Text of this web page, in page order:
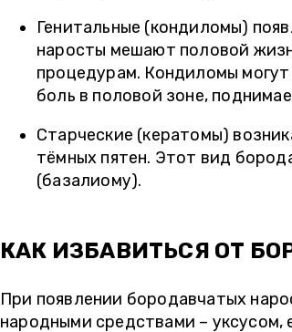
Генитальные (кондиломы)
наросты мешают половой
процедурам. Кондиломы могут
боль в половой зоне,
Старческие (кератомы)
тёмных пятен. Этот вид
(базалиому).
КАК ИЗБАВИТЬСЯ ОТ
При появлении бородавчатых
народными средствами –